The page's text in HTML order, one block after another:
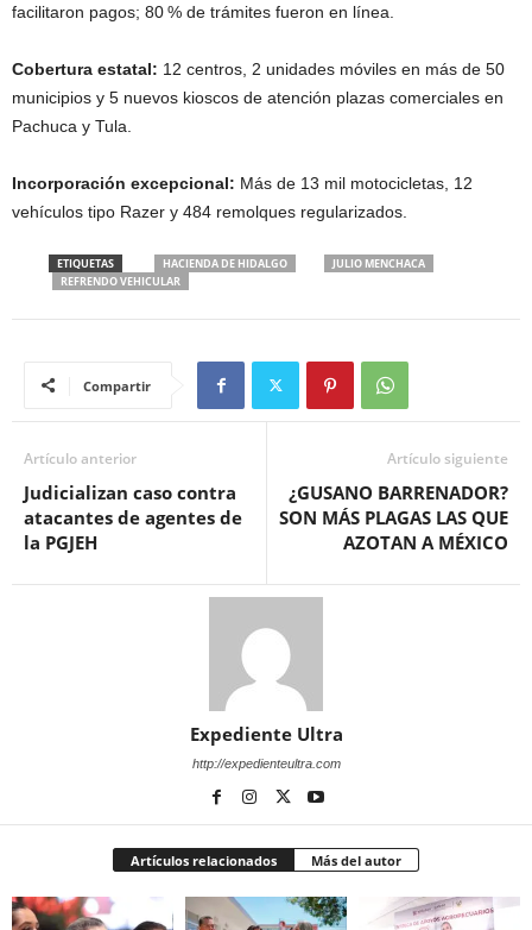
facilitaron pagos; 80 % de trámites fueron en línea.
Cobertura estatal: 12 centros, 2 unidades móviles en más de 50
municipios y 5 nuevos kioscos de atención plazas comerciales en
Pachuca y Tula.
Incorporación excepcional: Más de 13 mil motocicletas, 12
vehículos tipo Razer y 484 remolques regularizados.
ETIQUETAS HACIENDA DE HIDALGO
JULIO MENCHACA
REFRENDO VEHICULAR
Compartir
Artículo anterior
Judicializan caso contra
atacantes de agentes de
la PGJEH
Artículo siguiente
¿GUSANO BARRENADOR?
SON MÁS PLAGAS LAS QUE
AZOTAN A MÉXICO
Expediente Ultra
http://expedienteultra.com
Artículos relacionados Más del autor